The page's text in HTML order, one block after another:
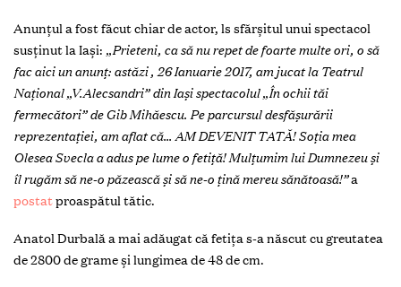
Anunțul a fost făcut chiar de actor, ls sfărșitul unui spectacol
susținut la Iași: „Prieteni, ca să nu repet de foarte multe ori, o să
fac aici un anunț: astăzi , 26 Ianuarie 2017, am jucat la Teatrul
Național „V.Alecsandri” din Iași spectacolul „În ochii tăi
fermecători” de Gib Mihăescu. Pe parcursul desfășurării
reprezentației, am aflat că… AM DEVENIT TATĂ! Soția mea
Olesea Svecla a adus pe lume o fetiță! Mulțumim lui Dumnezeu și
îl rugăm să ne-o păzească și să ne-o țină mereu sănătoasă!”a
postatproaspătul tătic.
Anatol Durbală a mai adăugat că fetița s-a născut cu greutatea
de 2800 de grame și lungimea de 48 de cm.